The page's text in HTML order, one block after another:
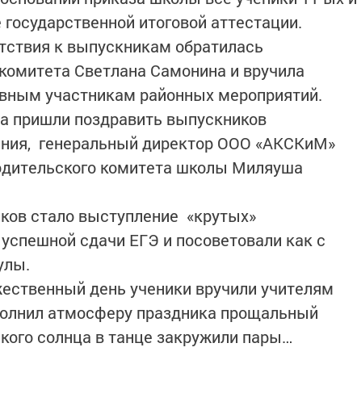
итоговой аттестации.
к выпускникам обратилась
Светлана Самонина и вручила
участникам районных мероприятий.
пришли поздравить выпускников
генеральный директор ООО «АКСКиМ»
комитета школы Миляуша
стало выступление «крутых»
сдачи ЕГЭ и посоветовали как с
день ученики вручили учителям
атмосферу праздника прощальный
солнца в танце закружили пары…